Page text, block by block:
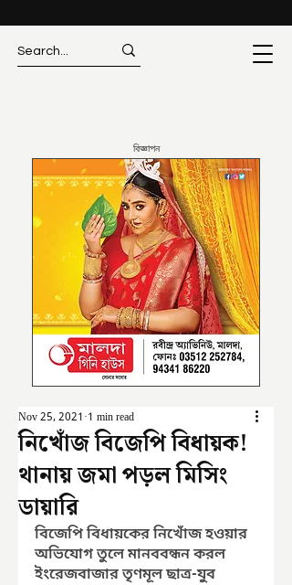
বিজ্ঞাপন
নিখোঁজ বিজেপি বিধায়ক!
থানায় জমা পড়ল মিসিং
ডায়ারি
Nov 25, 2021 1 min read
বিজেপি বিধায়কের নিখোঁজ হওয়ার
অভিযোগ তুলে মানববন্ধন করল
ইংরেজবাজার তৃণমূল ছাত্র-যুব